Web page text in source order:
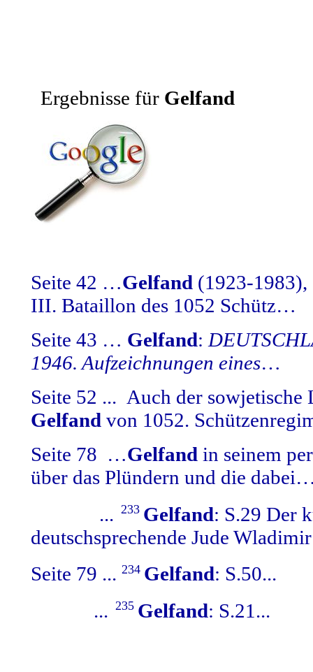
Ergebnisse für Gelfand
Seite 42 …Gelfand (1923-
III. Bataillon des 1052 Schütz…
Seite 43 … Gelfand:
1946. Aufzeichnungen eines…
Seite 52 ... Auch der
Gelfand von 1052.
Seite 78 …Gelfand in seinem
über das Plündern und die
... 233 Gelfand: S.29 Der
deutschsprechende Jude
Seite 79 ... 234 Gelfand: S.50...
... 235 Gelfand: S.21 ...